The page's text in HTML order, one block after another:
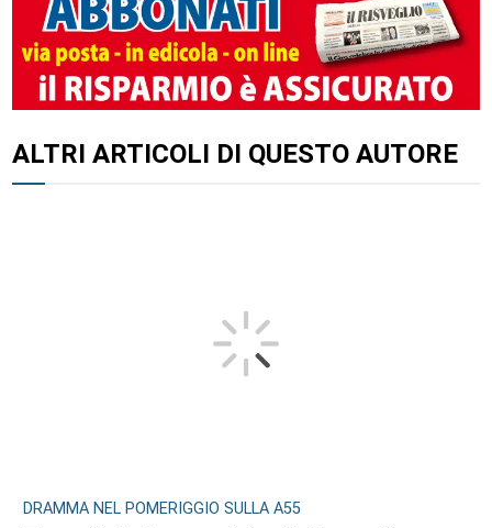
ALTRI ARTICOLI DI QUESTO AUTORE
DRAMMA NEL POMERIGGIO SULLA A55